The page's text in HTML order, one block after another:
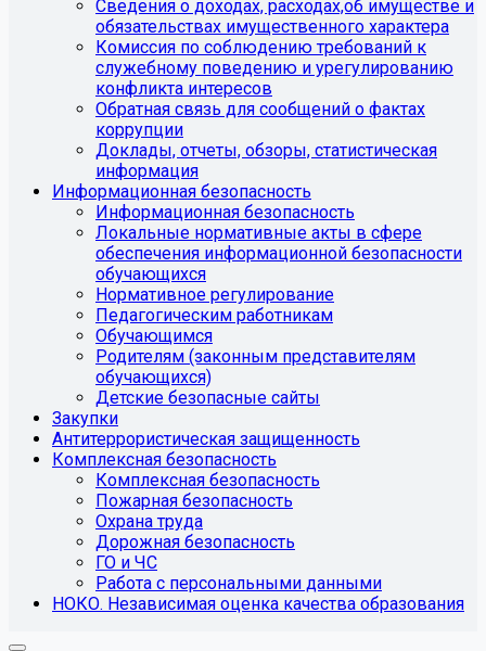
Сведения о доходах, расходах,об имуществе и
обязательствах имущественного характера
Комиссия по соблюдению требований к
служебному поведению и урегулированию
конфликта интересов
Обратная связь для сообщений о фактах
коррупции
Доклады, отчеты, обзоры, статистическая
информация
Информационная безопасность
Информационная безопасность
Локальные нормативные акты в сфере
обеспечения информационной безопасности
обучающихся
Нормативное регулирование
Педагогическим работникам
Обучающимся
Родителям (законным представителям
обучающихся)
Детские безопасные сайты
Закупки
Антитеррористическая защищенность
Комплексная безопасность
Комплексная безопасность
Пожарная безопасность
Охрана труда
Дорожная безопасность
ГО и ЧС
Работа с персональными данными
НОКО. Независимая оценка качества образования